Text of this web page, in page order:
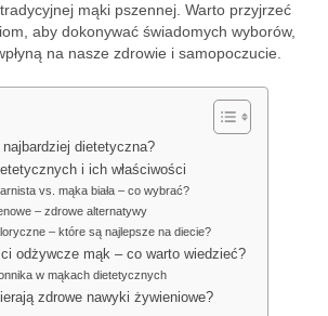
mąki pszennej. Warto przyjrzeć
aby dokonywać świadomych wyborów,
na nasze zdrowie i samopoczucie.
dietetyczna?
i ich właściwości
vs. mąka biała – co wybrać?
– zdrowe alternatywy
– które są najlepsze na diecie?
odżywcze mąk – co warto wiedzieć?
w mąkach dietetycznych
zdrowe nawyki żywieniowe?